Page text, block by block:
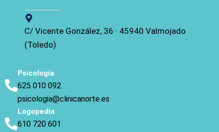
C/ Vicente González, 36 · 45940 Valmojado
(Toledo)
Psicología
625 010 092
psicologia@clinicanorte.es
Logopedia
610 720 601